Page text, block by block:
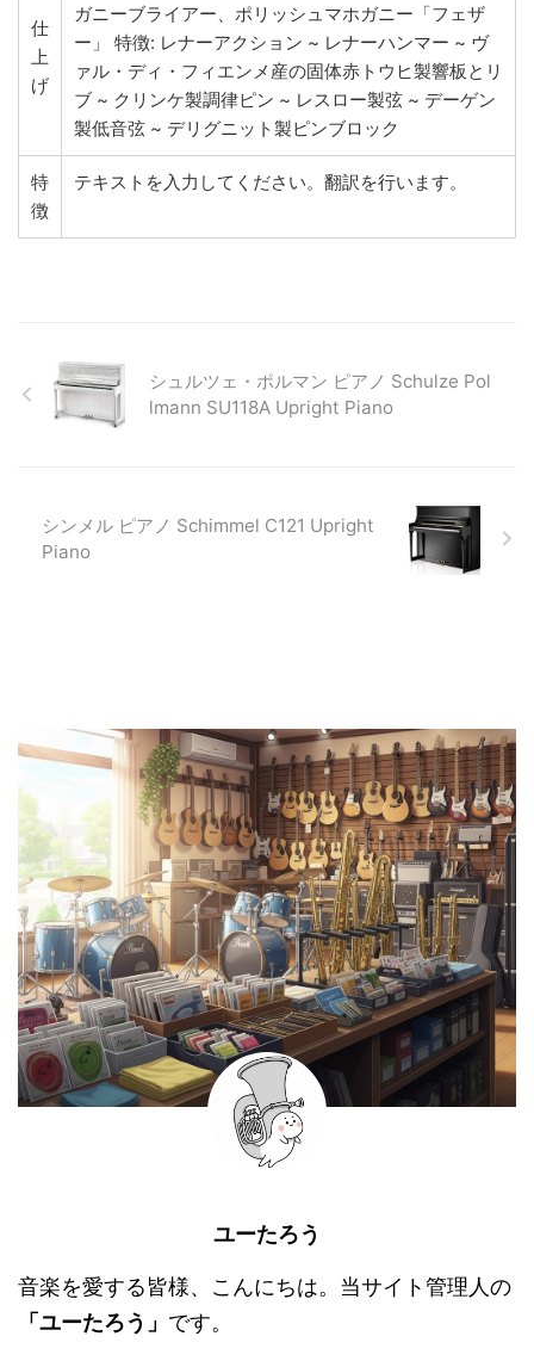
仕
上
げ
ガニーブライアー、ポリッシュマホガニー「フェザ
ー」 特徴: レナーアクション ~ レナーハンマー ~ ヴ
ァル・ディ・フィエンメ産の固体赤トウヒ製響板とリ
ブ ~ クリンケ製調律ピン ~ レスロー製弦 ~ デーゲン
製低音弦 ~ デリグニット製ピンブロック
特
徴
テキストを入力してください。翻訳を行います。
シュルツェ・ポルマン ピアノ Schulze Pol
lmann SU118A Upright Piano
シンメル ピアノ Schimmel C121 Upright
Piano
ユーたろう
音楽を愛する皆様、こんにちは。当サイト管理人の
「ユーたろう」 です。